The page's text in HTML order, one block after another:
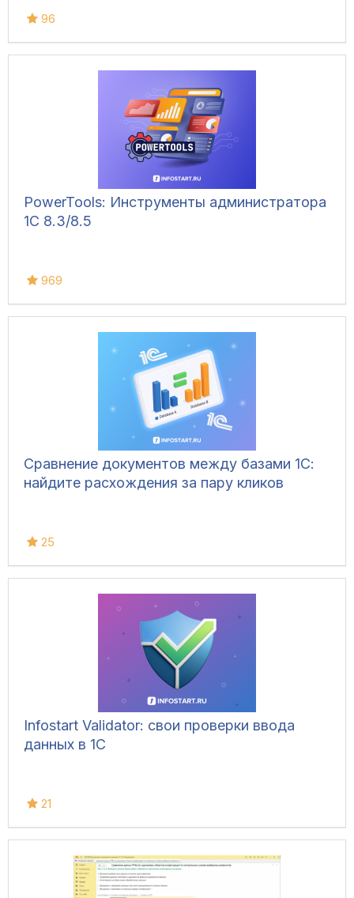
96
PowerTools: Инструменты администратора
1С 8.3/8.5
969
Сравнение документов между базами 1С:
найдите расхождения за пару кликов
25
Infostart Validator: свои проверки ввода
данных в 1С
21